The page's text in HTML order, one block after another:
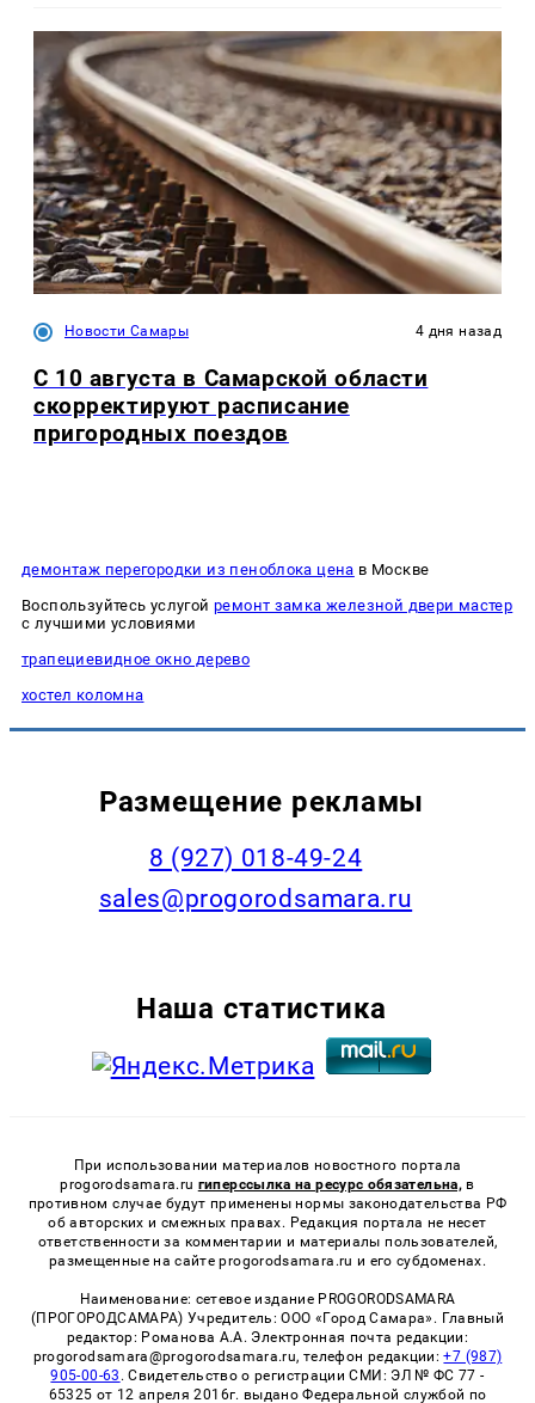
Новости Самары 4 дня назад
С 10 августа в Самарской области
скорректируют расписание
пригородных поездов
демонтаж перегородки из пеноблока цена в Москве
Воспользуйтесь услугой ремонт замка железной двери мастер
с лучшими условиями
трапециевидное окно дерево
хостел коломна
Размещение рекламы
8 (927) 018-49-24
sales@progorodsamara.ru
Наша статистика
При использовании материалов новостного портала
progorodsamara.ru гиперссылка на ресурс обязательна, в
противном случае будут применены нормы законодательства РФ
об авторских и смежных правах. Редакция портала не несет
ответственности за комментарии и материалы пользователей,
размещенные на сайте progorodsamara.ru и его субдоменах.
Наименование: сетевое издание PROGORODSAMARA
(ПРОГОРОДСАМАРА) Учредитель: ООО «Город Самара». Главный
редактор: Романова А.А. Электронная почта редакции:
progorodsamara@progorodsamara.ru, телефон редакции:+7 (987)
905-00-63 . Свидетельство о регистрации СМИ: ЭЛ № ФС 77 -
65325 от 12 апреля 2016г. выдано Федеральной службой по